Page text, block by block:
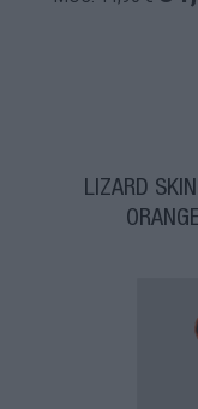
LIZARD